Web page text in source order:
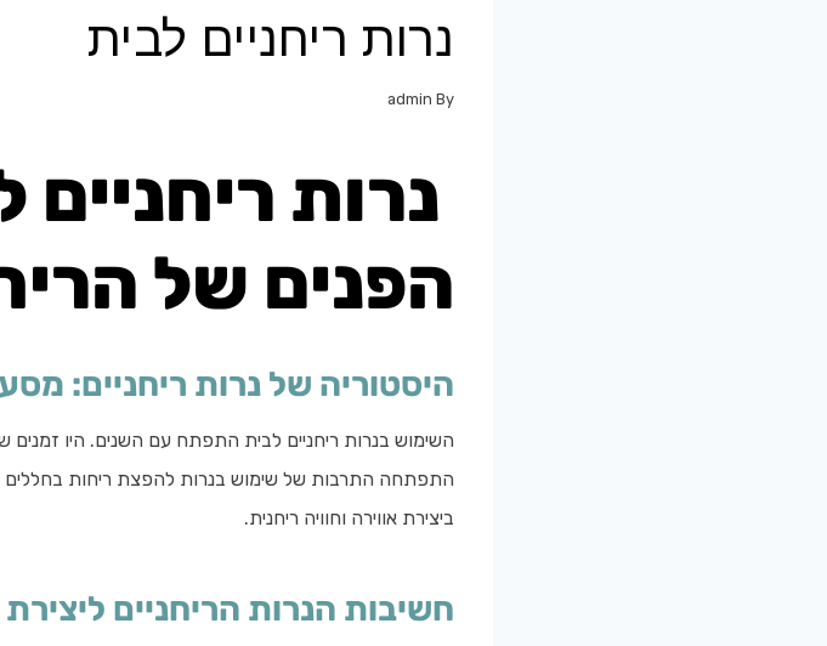
נרות ריחניים לבית
By
admin
נרות ריחניים
הפנים של
היסטוריה של נרות ריחניים:
השימוש בנרות ריחניים לבית התפתח עם השנים. היו
התפתחה התרבות של שימוש בנרות להפצת ריחות בחללים
ביצירת אווירה וחוויה ריחנית.
חשיבות הנרות הריחניים ליצירת